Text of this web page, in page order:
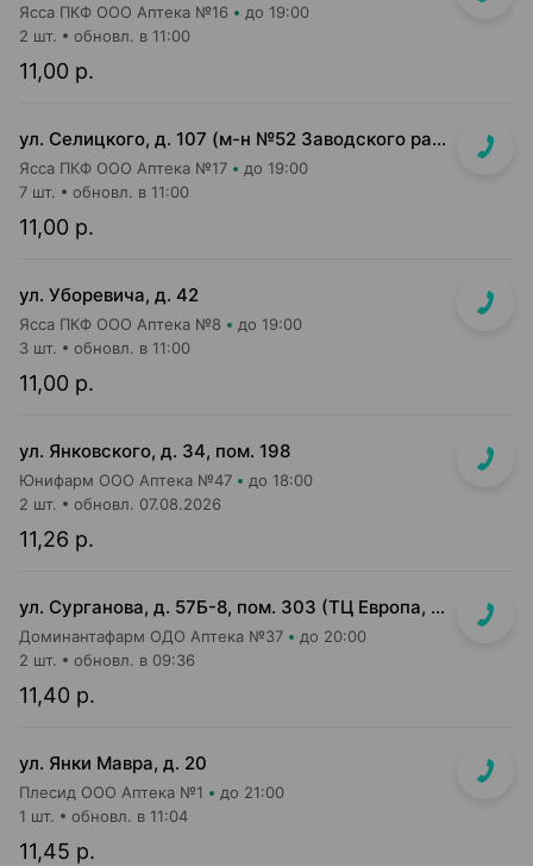
Ясса ПКФ ООО Аптека №16 до 19:00
11,00 р.
2 шт. обновл. в 11:00
ул. Селицкого, д. 107 (м-н №52 Заводского райпищеторга)
Ясса ПКФ ООО Аптека №17 до 19:00
11,00 р.
7 шт. обновл. в 11:00
ул. Уборевича, д. 42
Ясса ПКФ ООО Аптека №8 до 19:00
11,00 р.
3 шт. обновл. в 11:00
ул. Янковского, д. 34, пом. 198
Юнифарм ООО Аптека №47 до 18:00
11,26 р.
2 шт. обновл. 07.08.2026
ул. Сурганова, д. 57Б-8, пом. 303 (ТЦ Европа, 3 этаж)
Доминантафарм ОДО Аптека №37 до 20:00
11,40 р.
2 шт. обновл. в 09:36
ул. Янки Мавра, д. 20
Плесид ООО Аптека №1 до 21:00
11,45 р.
1 шт. обновл. в 11:04